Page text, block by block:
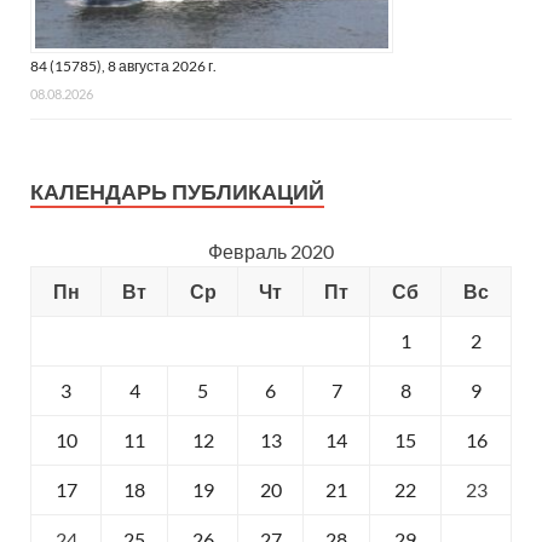
84 (15785), 8 августа 2026 г.
08.08.2026
КАЛЕНДАРЬ ПУБЛИКАЦИЙ
Февраль 2020
Пн
Вт Ср Чт Пт Сб Вс
1 2
3 4 5 6 7 8 9
10 11 12 13 14 15 16
17 18 19 20 21 22 23